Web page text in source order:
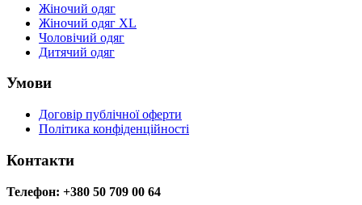
Жіночий одяг
Жіночий одяг XL
Чоловічий одяг
Дитячий одяг
Умови
Договір публічної оферти
Політика конфіденційності
Контакти
Телефон: +380 50 709 00 64